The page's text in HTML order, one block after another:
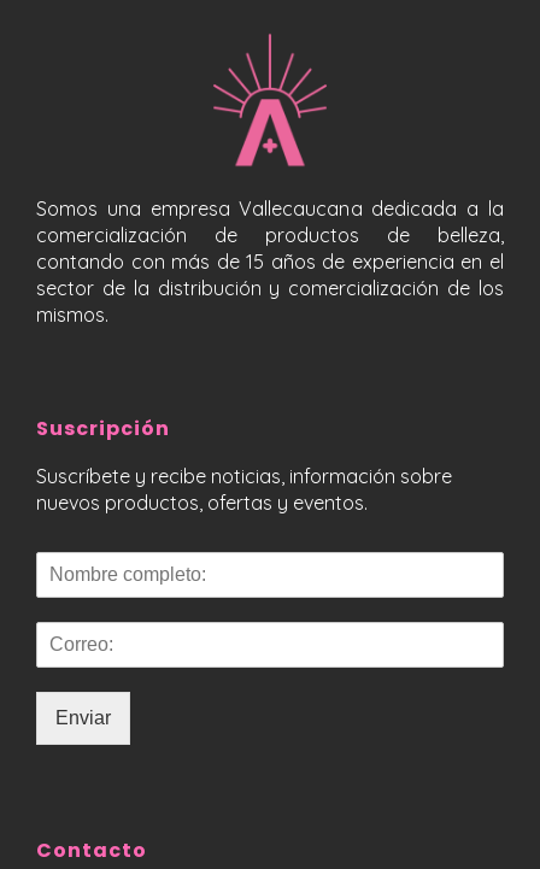
Somos una empresa Vallecaucana dedicada a la
comercialización de productos de belleza,
contando con más de 15 años de experiencia en el
sector de la distribución y comercialización de los
mismos.
Suscripción
Suscríbete y recibe noticias, información sobre
nuevos productos, ofertas y eventos.
Enviar
Contacto